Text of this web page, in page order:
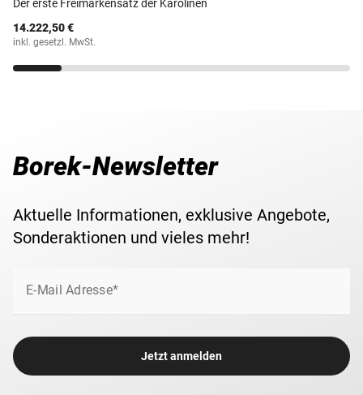
Königin Victoria.
Zögern Sie deshalb nicht: Bestellen Sie jetzt zum
Der erste Freimarkensatz der Karolinen
14.222,50 €
inkl. gesetzl. MwSt.
Borek-Newsletter
Aktuelle Informationen, exklusive Angebote,
Sonderaktionen und vieles mehr!
E-Mail Adresse*
Jetzt anmelden